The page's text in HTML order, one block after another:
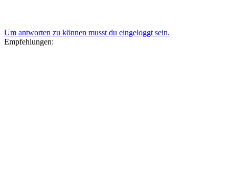
Um antworten zu können musst du eingeloggt sein.
Empfehlungen: